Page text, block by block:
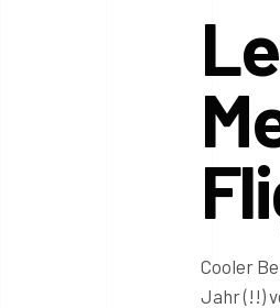
Cooler
Jahr (!!)